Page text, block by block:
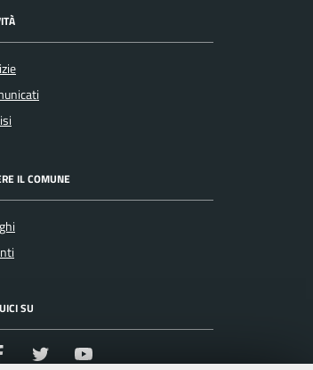
IL COMUNE
SU
Facebook Twitter